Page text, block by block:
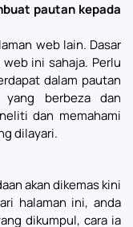
pautan kepada
web lain. Dasar
ini sahaja. Perlu
dalam pautan
yang berbeza dan
dan memahami
dilayari.
akan dikemas kini
halaman ini, anda
dikumpul, cara ia